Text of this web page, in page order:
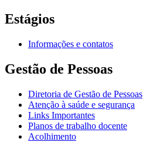
Estágios
Informações e contatos
Gestão de Pessoas
Diretoria de Gestão de Pessoas
Atenção à saúde e segurança
Links Importantes
Planos de trabalho docente
Acolhimento